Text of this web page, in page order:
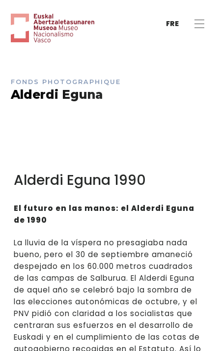
FRE
FONDS PHOTOGRAPHIQUE
Alderdi Eguna
Alderdi Eguna 1990
El futuro en las manos: el Alderdi Eguna
de 1990
La lluvia de la víspera no presagiaba nada
bueno, pero el 30 de septiembre amaneció
despejado en los 60.000 metros cuadrados
de las campas de Salburua. El Alderdi Eguna
de aquel año se celebró bajo la sombra de
las elecciones autonómicas de octubre, y el
PNV pidió con claridad a los socialistas que
centraran sus esfuerzos en el desarrollo de
Euskadi y en el cumplimiento de las cotas de
autogobierno recogidas en el Estatuto. Así lo